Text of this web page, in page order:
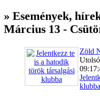
» Események,
Március 13 -
Zöld
klubba